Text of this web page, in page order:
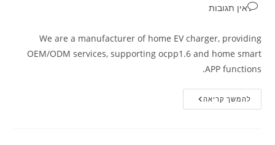
אין תגובות
We are a manufacturer of home EV charger, providing
OEM/ODM services, supporting ocpp1.6 and home smart
APP functions.
להמשך קריאה